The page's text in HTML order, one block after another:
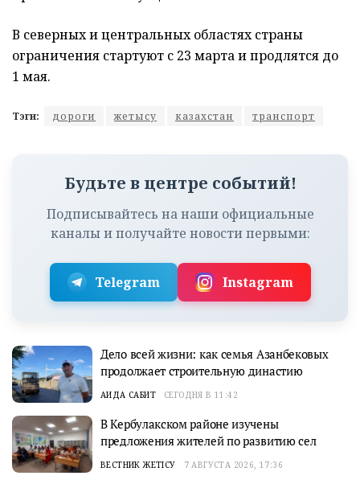
В северных и центральных областях страны
ограничения стартуют с 23 марта и продлятся до
1 мая.
Тэги: дороги жетысу казахстан транспорт
Будьте в центре событий!
Подписывайтесь на наши официальные
каналы и получайте новости первыми:
Telegram Instagram
Дело всей жизни: как семья Азанбековых
продолжает строительную династию
АИДА САБИТ СЕГОДНЯ В 11:42
В Кербулакском районе изучены
предложения жителей по развитию сел
ВЕСТНИК ЖЕТІСУ 7 АВГУСТА 2026, 17:36